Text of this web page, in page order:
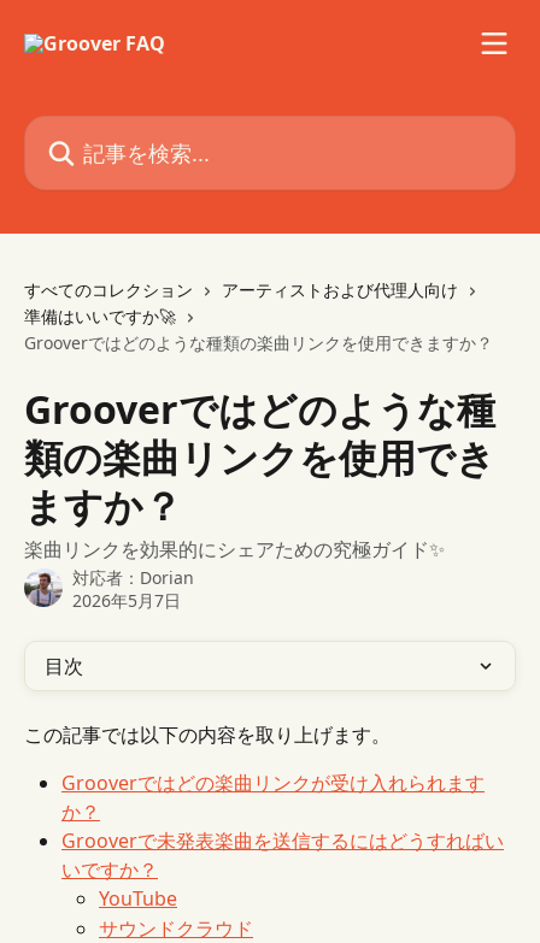
記事を検索...
すべてのコレクション
アーティストおよび代理人向け
準備はいいですか🚀
Grooverではどのような種類の楽曲リンクを使用できますか？
Grooverではどのような種
類の楽曲リンクを使用でき
ますか？
楽曲リンクを効果的にシェアための究極ガイド✨
対応者： Dorian
2026年5月7日
目次
この記事では以下の内容を取り上げます。
Grooverではどの楽曲リンクが受け入れられます
か？
Grooverで未発表楽曲を送信するにはどうすればい
いですか？
YouTube
サウンドクラウド